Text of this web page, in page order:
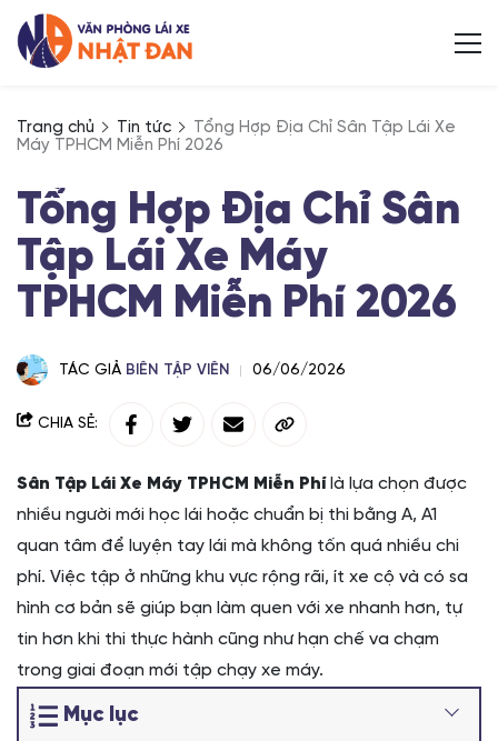
Trang chủ Tin tức
Tổng Hợp Địa Chỉ Sân Tập Lái Xe
Máy TPHCM Miễn Phí 2026
Tổng Hợp Địa Chỉ Sân
Tập Lái Xe Máy
TPHCM Miễn Phí 2026
TÁC GIẢ BIÊN TẬP VIÊN 06/06/2026
CHIA SẺ:
Sân Tập Lái Xe Máy TPHCM Miễn Phílà lựa chọn được
nhiều người mới học lái hoặc chuẩn bị thi bằng A, A1
quan tâm để luyện tay lái mà không tốn quá nhiều chi
phí. Việc tập ở những khu vực rộng rãi, ít xe cộ và có sa
hình cơ bản sẽ giúp bạn làm quen với xe nhanh hơn, tự
tin hơn khi thi thực hành cũng như hạn chế va chạm
trong giai đoạn mới tập chạy xe máy.
Mục lục